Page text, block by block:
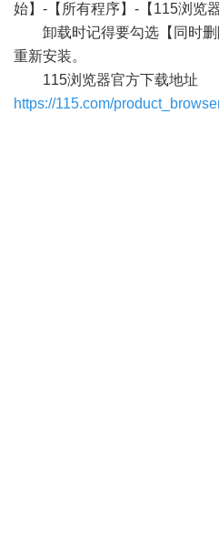
始】-【所有程序】-【115浏览
卸载时记得要勾选【同时
重新安装。
115浏览器官方下载地址
https://115.com/